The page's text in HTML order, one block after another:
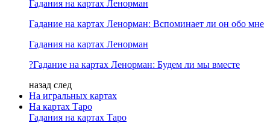
Гадания на картах Ленорман
Гадание на картах Ленорман: Вспоминает ли он обо мне
Гадания на картах Ленорман
?Гадание на картах Ленорман: Будем ли мы вместе
назад след
На игральных картах
На картах Таро
Гадания на картах Таро